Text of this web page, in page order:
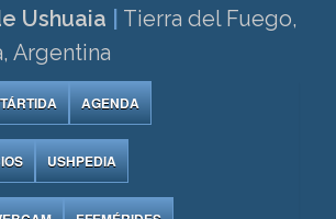
Ushuaia
Tierra del Fuego,
Argentina
AGENDA
USHPEDIA